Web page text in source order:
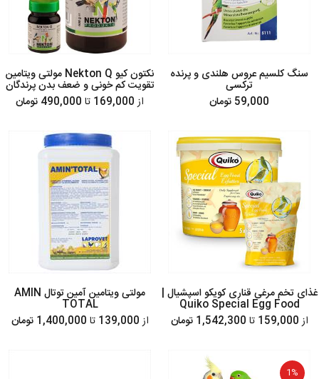
سنگ کلسیم عروس هلندی و پرنده
ترکسی
59,000 تومان
نکتون کیو Nekton Q مولتی ویتامین
تقویت کم خونی و ضعف بدن پرندگان
از169,000 تا
غذای تخم‌ مرغی قناری کویکو اسپشیال |
Quiko Special Egg Food
از159,000 تا
مولتی ویتامین آمین توتال AMIN
TOTAL
از139,000 تا
1%